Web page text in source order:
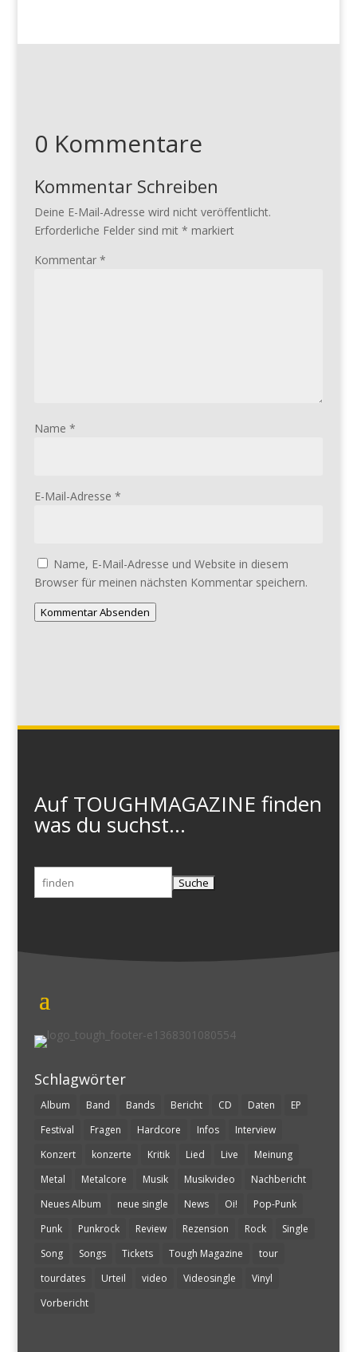
0 Kommentare
Kommentar Schreiben
Deine E-Mail-Adresse wird nicht veröffentlicht.
Erforderliche Felder sind mit * markiert
Kommentar *
Name *
E-Mail-Adresse *
Name, E-Mail-Adresse und Website in diesem
Browser für meinen nächsten Kommentar speichern.
Kommentar Absenden
Auf TOUGHMAGAZINE finden
was du suchst...
Suchen
nach:
Schlagwörter
Album Band Bands Bericht CD Daten
EP
Festival
Fragen Hardcore Infos
Interview
Konzert
konzerte Kritik Lied Live
Meinung
Metal
Metalcore Musik Musikvideo
Nachbericht
Neues Album
neue single News Oi!
Pop-Punk
Punk
Punkrock Review Rezension Rock
Single
Song
Songs Tickets Tough Magazine
tour
tourdates
Urteil video Videosingle
Vinyl
Vorbericht